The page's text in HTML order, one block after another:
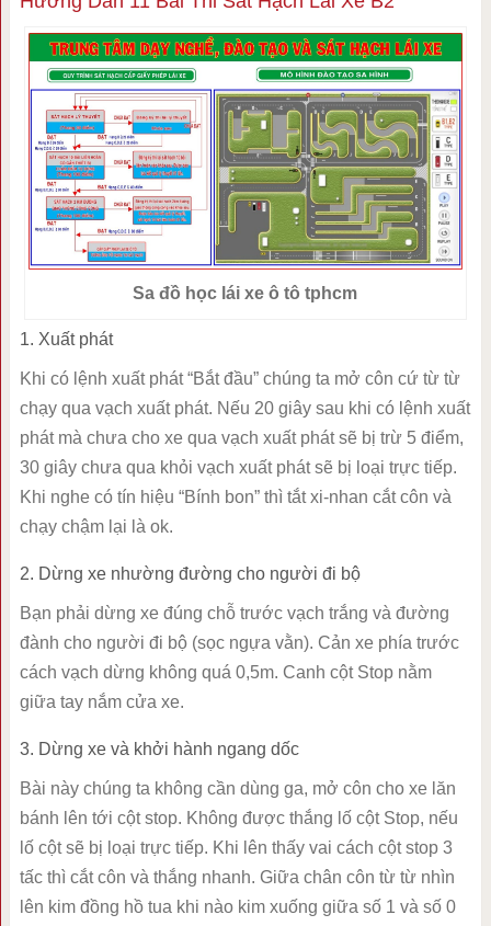
Sa đồ học lái xe ô tô tphcm
1. Xuất phát
Khi có lệnh xuất phát “Bắt đầu” chúng ta mở côn cứ từ từ
chạy qua vạch xuất phát. Nếu 20 giây sau khi có lệnh xuất
phát mà chưa cho xe qua vạch xuất phát sẽ bị trừ 5 điểm,
30 giây chưa qua khỏi vạch xuất phát sẽ bị loại trực tiếp.
Khi nghe có tín hiệu “Bính bon” thì tắt xi-nhan cắt côn và
chạy chậm lại là ok.
2. Dừng xe nhường đường cho người đi bộ
Bạn phải dừng xe đúng chỗ trước vạch trắng và đường
đành cho người đi bộ (sọc ngựa vằn). Cản xe phía trước
cách vạch dừng không quá 0,5m. Canh cột Stop nằm
giữa tay nắm cửa xe.
3. Dừng xe và khởi hành ngang dốc
Bài này chúng ta không cần dùng ga, mở côn cho xe lăn
bánh lên tới cột stop. Không được thắng lố cột Stop, nếu
lố cột sẽ bị loại trực tiếp. Khi lên thấy vai cách cột stop 3
tấc thì cắt côn và thắng nhanh. Giữa chân côn từ từ nhìn
lên kim đồng hồ tua khi nào kim xuống giữa số 1 và số 0